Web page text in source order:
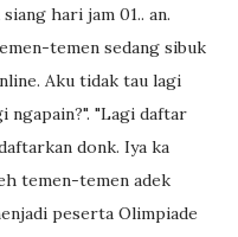
hari jam 01.. an.
temen sedang sibuk
Aku tidak tau lagi
ngapain?". "Lagi daftar
donk. Iya ka
temen-temen adek
peserta Olimpiade